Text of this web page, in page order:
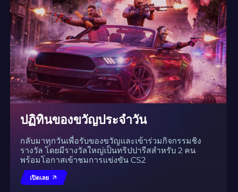
ปฏิทินของขวัญประจำวัน
กลับมาทุกวันเพื่อรับของขวัญและเข้าร่วมกิจกรรมชิง
รางวัล โดยมีรางวัลใหญ่เป็นทริปปารีสสำหรับ 2 คน
พร้อมโอกาสเข้าชมการแข่งขัน CS2
เปิดเลย